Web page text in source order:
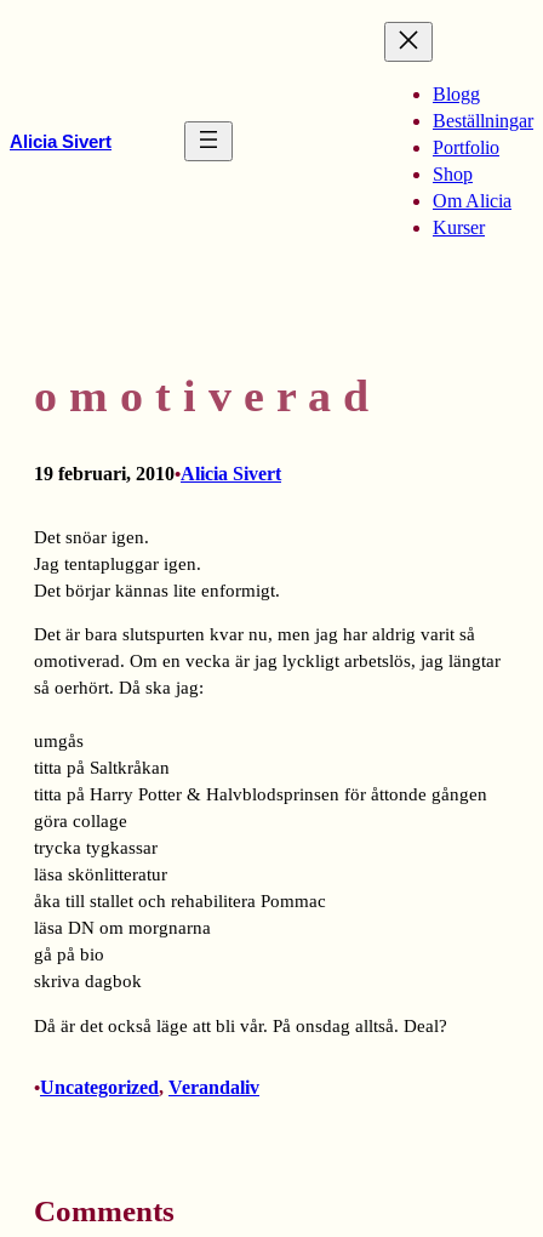
Alicia Sivert
Blogg
Beställningar
Portfolio
Shop
Om Alicia
Kurser
o m o t i v e r a d
19 februari, 2010•Alicia Sivert
Det snöar igen.
Jag tentapluggar igen.
Det börjar kännas lite enformigt.
Det är bara slutspurten kvar nu, men jag har aldrig varit så
omotiverad. Om en vecka är jag lyckligt arbetslös, jag längtar
så oerhört. Då ska jag:
umgås
titta på Saltkråkan
titta på Harry Potter & Halvblodsprinsen för åttonde gången
göra collage
trycka tygkassar
läsa skönlitteratur
åka till stallet och rehabilitera Pommac
läsa DN om morgnarna
gå på bio
skriva dagbok
Då är det också läge att bli vår. På onsdag alltså. Deal?
•Uncategorized, Verandaliv
Comments